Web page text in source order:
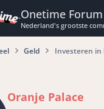
Onetime Forum
Nederland's grootste
Geld Investeren in
Oranje Palace